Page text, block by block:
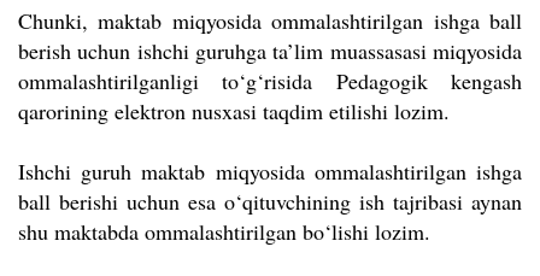
Chunki, maktab miqyosida ommalashtirilgan ishga ball
berish uchun ishchi guruhga ta’lim muassasasi miqyosida
ommalashtirilganligi to‘g‘risida Pedagogik kengash
qarorining elektron nusxasi taqdim etilishi lozim.
Ishchi guruh maktab miqyosida ommalashtirilgan ishga
ball berishi uchun esa o‘qituvchining ish tajribasi aynan
shu maktabda ommalashtirilgan bo‘lishi lozim.